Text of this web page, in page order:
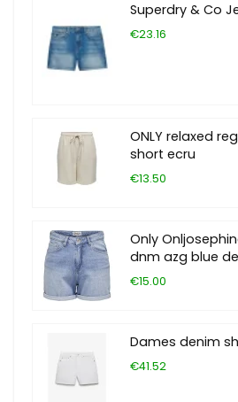
Superdry & Co
€23.16
ONLY relaxed
short ecru
€13.50
Only
dnm azg blue
€15.00
Dames denim
€41.52